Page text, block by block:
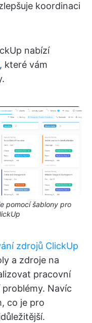
koordinaci
nabízí
, které vám
pomocí šablony pro
zdrojů ClickUp
a zdroje na
pracovní
Navíc
co je pro